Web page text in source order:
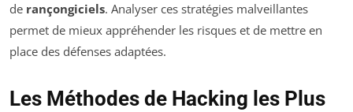
de rançongiciels. Analyser ces stratégies malveillantes
permet de mieux appréhender les risques et de mettre en
place des défenses adaptées.
Les Méthodes de Hacking les Plus